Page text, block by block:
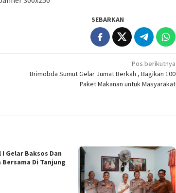
SEBARKAN
Pos berikutnya
Brimobda Sumut Gelar Jumat Berkah , Bagikan 100
Paket Makanan untuk Masyarakat
Gelar Baksos Dan
Bersama Di Tanjung